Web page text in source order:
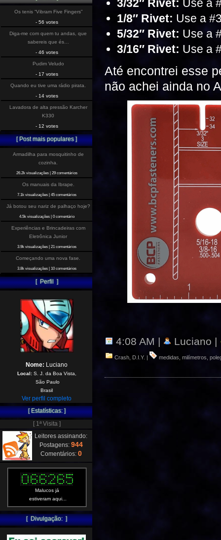
3/32″ Rivet: Use a
1/8″ Rivet: Use a
5/32″ Rivet: Use a
3/16″ Rivet: Use a
Até encontrei esse
não achei ainda no
4:08 AM | Luciano |
Crash D.I.Y. | medidas ,milímetros ,
Os tenis “Vibram Five Fingers”
- 56 votes
Diga-me com quem tu andas, que
sabereis que és…
- 46 votes
Pudim Veludo
- 17 votes
Quando eu tive uma rádio pirata.
- 14 votes
Lavadora de alta pressão Karcher
K330
- 12 votes
[ Post mais populares ]
Armadilha para mosquitinho de
cozinha.
26.2k visualizações| 29 comentários
Os manuais da Ibrape.
7.1k visualizações| 45 comentários
Já botou seu nariz de palhaço hoje?
4.5k visualizações| 0 comentário
Experiências e Brincadeiras com
Eletrônica Junior
3.9k visualizações| 21 comentários
Começando uma nova fase.
3.8k visualizações| 10 comentários
[ Perfil ]
Nome: Luciano
Local:S. J. da Boa Vista,
São Paulo
Brasil
Ver perfil completo
[ Estatísticas: ]
[ 1ª Visita ]
Leitores assinando:
Postagens: 944
Comentários: 0
Malucos já
estiveram aqui...
[ Divulgação: ]